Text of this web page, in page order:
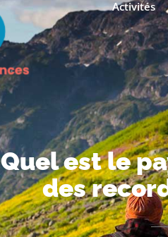
Activités
Quel est le
des